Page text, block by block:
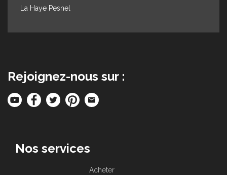
La Haye Pesnel
Rejoignez-nous sur :
Nos services
Acheter